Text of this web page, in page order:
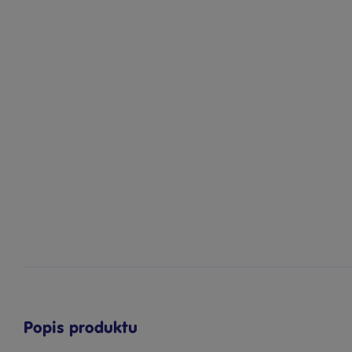
Popis produktu